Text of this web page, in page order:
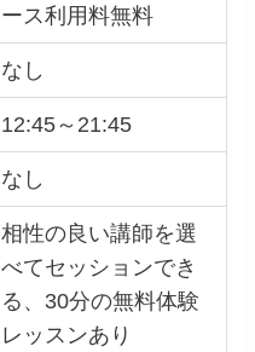
ース利用料無料
なし
12:45～21:45
なし
相性の良い講師を選
べてセッションでき
る、30分の無料体験
レッスンあり